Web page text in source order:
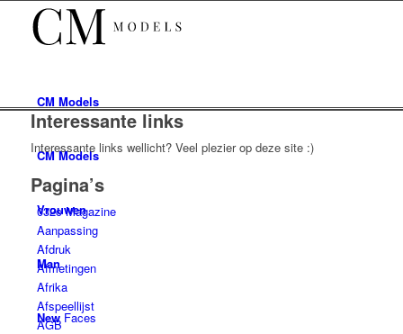
CM Models
CMModels
Vrouwen
Man
NewFaces
Interessante links
Interessante links wellicht? Veel plezier op deze site :)
Pagina’s
032c Magazine
Aanpassing
Afdruk
Afmetingen
Afrika
Afspeellijst
AGB